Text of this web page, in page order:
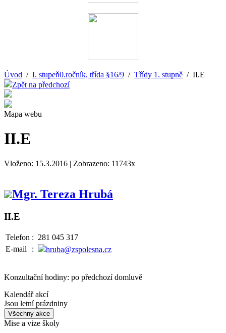
Úvod / I. stupeň0.ročník, třída §16/9 / Třídy 1. stupně / II.E
Zpět na předchozí
Mapa webu
II.E
Vloženo: 15.3.2016 | Zobrazeno: 11743x
Mgr. Tereza Hrubá
II.E
Telefon : 281 045 317
E-mail
: hruba@zspolesna.cz
Konzultační hodiny: po předchozí domluvě
Kalendář akcí
Jsou letní prázdniny
Všechny akce
Mise a vize školy